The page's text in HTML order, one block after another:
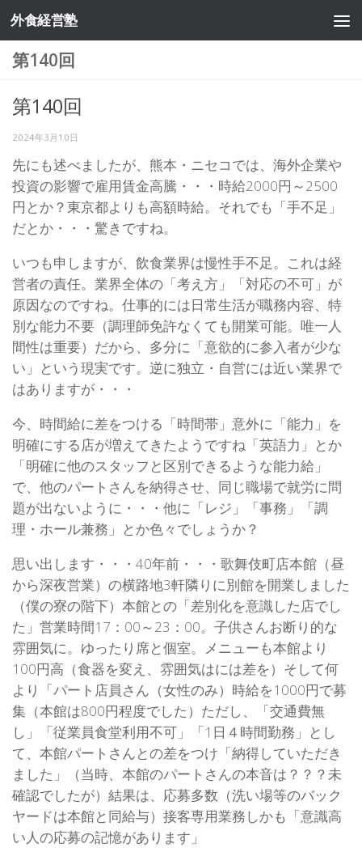
コンテンツへスキップ
外食経営塾
第140回
第140回
2024年3月10日
先にも述べましたが、熊本・ニセコでは、海外企業や
投資の影響で雇用賃金高騰・・・時給2000円～2500
円とか？東京都よりも高額時給。それでも「手不足」
だとか・・・驚きですね。
いつも申しますが、飲食業界は慢性手不足。これは経
営者の責任。業界全体の「考え方」「対応の不可」が
原因なのですね。仕事的には日常生活が職務内容、特
別な能力不要（調理師免許なくても開業可能。唯一人
間性は重要）だから、多分に「意欲的に参入者が少な
い」という現実です。逆に独立・自営には近い業界で
はありますが・・・
今、時間給に差をつける「時間帯」意外に「能力」を
明確にする店が増えてきたようですね「英語力」とか
「明確に他のスタッフと区別できるような能力給」
で、他のパートさんを納得させ、同じ職場で就労に問
題が出ないように・・・他に「レジ」「事務」「調
理・ホール兼務」とか色々でしょうか？
思い出します・・・40年前・・・歌舞伎町店本館（昼
から深夜営業）の横路地3軒隣りに別館を開業しました
（僕の寮の階下）本館との「差別化を意識した店でし
た」営業時間17：00～23：00。子供さんお断り的な
雰囲気に。ゆったり席と個室。メニューも本館より
100円高（食器を変え、雰囲気はには差を）そして何
より「パート店員さん（女性のみ）時給を1000円で募
集（本館は800円程度でした）ただし、「交通費無
し」「従業員食堂利用不可」「1日４時間勤務」とし
て、本館パートさんとの差をつけ「納得していただき
ました」（当時、本館のパートさんの本音は？？？未
確認でしたが）結果は、応募多数（洗い場等のバック
ヤードは本館と同給与）接客専用業務しかも「意識高
い人の応募の記憶があります」